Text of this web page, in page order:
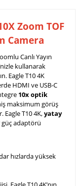
Zoom TOF
Camera
Canlı Yayın
kullanarak
Eagle T10 4K
HDMI ve USB-C
10x optik
maksimum görüş
Eagle T10 4K,yatay
güç adaptörü
hızlarda yüksek